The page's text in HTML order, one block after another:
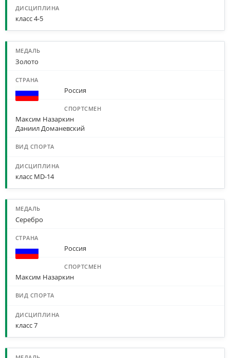
класс 4-5
Золото
Россия
Максим Назаркин
Даниил Доманевский
класс MD-14
Серебро
Россия
Максим Назаркин
класс 7